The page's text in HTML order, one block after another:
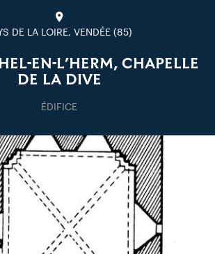
DE LA LOIRE, VENDÉE (85)
EN-L’HERM, CHAPELLE
DE LA DIVE
ÉDIFICE